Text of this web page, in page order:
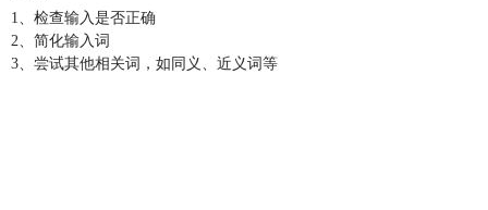
1、检查输入是否正确
2、简化输入词
3、尝试其他相关词，如同义、近义词等